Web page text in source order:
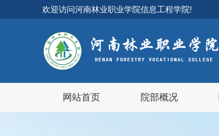
欢迎访问河南林业职业学院信息工程学院!
网站首页 院部概况